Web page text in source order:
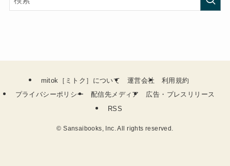
mitok［ミトク］について 運営会社
利用規約
プライバシーポリシー
配信先メディア
広告・プレスリリース
RSS
© Sansaibooks, Inc. All rights reserved.